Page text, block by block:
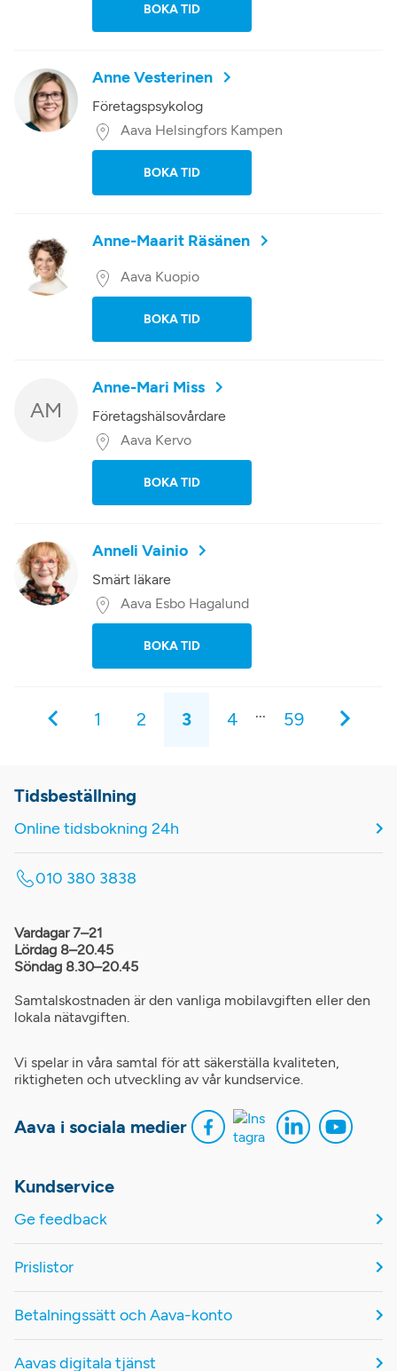
BOKA TID
Anne Vesterinen
Företagspsykolog
Aava Helsingfors Kampen
BOKA TID
Anne-Maarit Räsänen
Aava Kuopio
BOKA TID
AM
Anne-Mari Miss
Företagshälsovårdare
Aava Kervo
BOKA TID
Anneli Vainio
Smärt läkare
Aava Esbo Hagalund
BOKA TID
1 2 3 4 ... 59
Tidsbeställning
Online tidsbokning 24h
010 380 3838
Vardagar 7–21
Lördag 8–20.45
Söndag 8.30–20.45
Samtalskostnaden är den vanliga mobilavgiften eller den
lokala nätavgiften.
Vi spelar in våra samtal för att säkerställa kvaliteten,
riktigheten och utveckling av vår kundservice.
Aava i sociala medier
Kundservice
Ge feedback
Prislistor
Betalningssätt och Aava-konto
Aavas digitala tjänst